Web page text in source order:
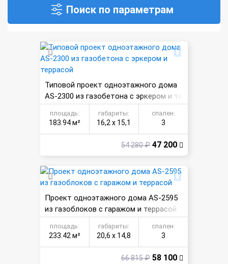
Поиск по параметрам
Типовой проект одноэтажного дома
AS-2300 из газобетона с эркером и те
ррасой
площадь:
183.94 м²
габариты:
16,2 х 15,1
спален:
3
54 280 ₽ 47 200
Проект одноэтажного дома AS-2595
из газоблоков с гаражом и террасой
площадь:
233.42 м²
габариты:
20,6 х 14,8
спален:
3
66 815 ₽ 58 100